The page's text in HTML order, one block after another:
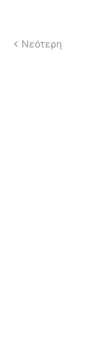
Νεότερη